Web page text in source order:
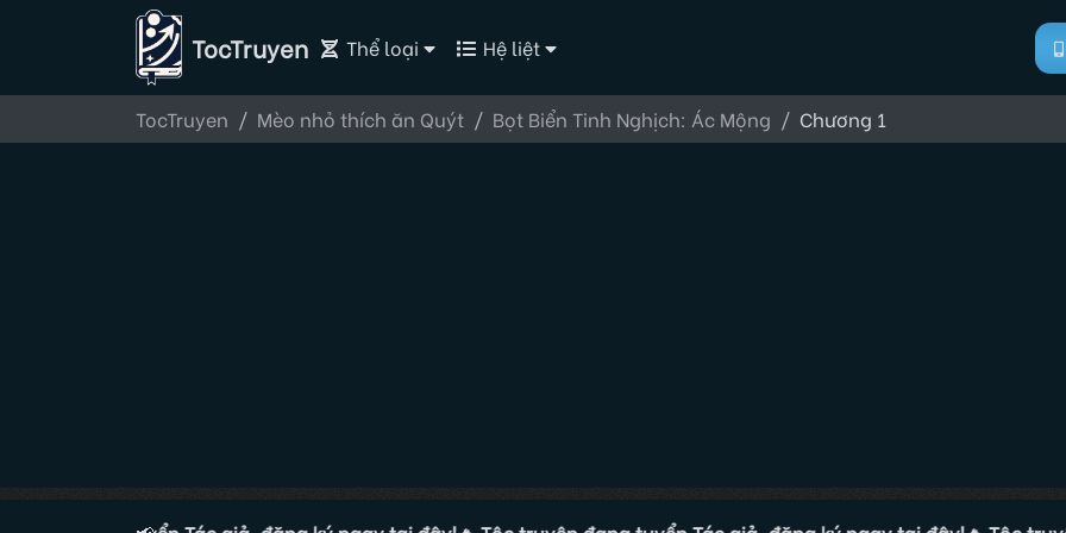
TocTruyen Thể loại Hệ liệt
TocTruyen Mèo nhỏ thích ăn Quýt Bọt Biển Tinh Nghịch: Ác Mộng Chương 1